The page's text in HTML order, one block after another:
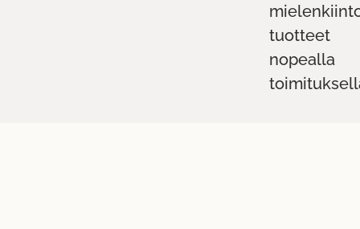
tuotteet
nopealla